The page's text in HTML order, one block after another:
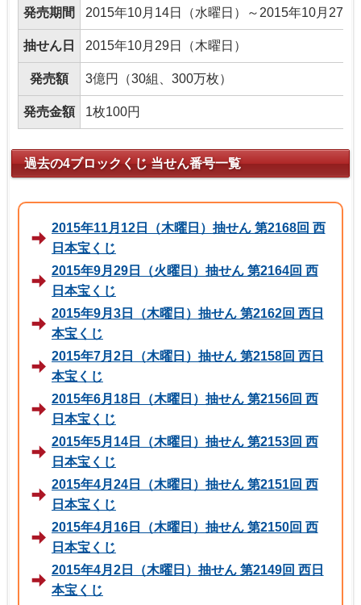
発売期間 2015年10月14日（水曜日）～2015年10月27日
抽せん日 2015年10月29日（木曜日）
発売額 3億円（30組、300万枚）
発売金額 1枚100円
過去の4ブロックくじ 当せん番号一覧
2015年11月12日（木曜日）抽せん 第2168回 西
日本宝くじ
2015年9月29日（火曜日）抽せん 第2164回 西
日本宝くじ
2015年9月3日（木曜日）抽せん 第2162回 西日
本宝くじ
2015年7月2日（木曜日）抽せん 第2158回 西日
本宝くじ
2015年6月18日（木曜日）抽せん 第2156回 西
日本宝くじ
2015年5月14日（木曜日）抽せん 第2153回 西
日本宝くじ
2015年4月24日（木曜日）抽せん 第2151回 西
日本宝くじ
2015年4月16日（木曜日）抽せん 第2150回 西
日本宝くじ
2015年4月2日（木曜日）抽せん 第2149回 西日
本宝くじ